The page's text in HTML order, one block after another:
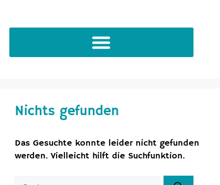
Nichts gefunden
Das Gesuchte konnte leider nicht gefunden
werden. Vielleicht hilft die Suchfunktion.